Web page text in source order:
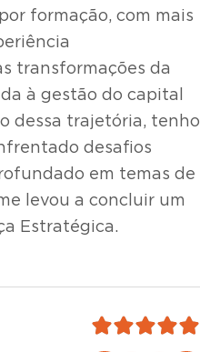
formação, com mais
transformações da
à gestão do capital
dessa trajetória, tenho
desafios
em temas de
levou a concluir um
Estratégica.